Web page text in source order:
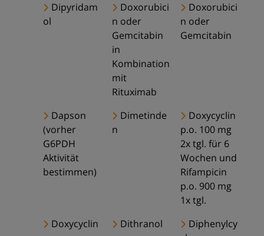
Dipyridam
ol
Doxorubici
n oder
Gemcitabin
in
Kombination
mit
Rituximab
Doxorubici
n oder
Gemcitabin
Dapson
(vorher
G6PDH
Aktivität
bestimmen)
Dimetinde
n
Doxycyclin
p.o. 100 mg
2x tgl. für 6
Wochen und
Rifampicin
p.o. 900 mg
1x tgl.
Doxycyclin
Dithranol
Diphenylcy